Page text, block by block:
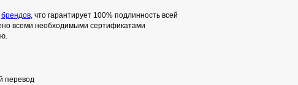
брендов, что гарантирует 100% подлинность всей
всеми необходимыми сертификатами
перевод